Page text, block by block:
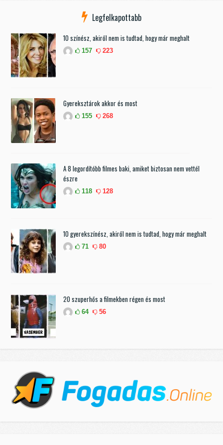
Legfelkapottabb
10 színész, akiről nem is tudtad, hogy már meghalt
157 223
Gyereksztárok akkor és most
155 268
A 8 legordítóbb filmes baki, amiket biztosan nem vettél
észre
118 128
10 gyerekszínész, akiről nem is tudtad, hogy már meghalt
71 80
20 szuperhős a filmekben régen és most
64 56